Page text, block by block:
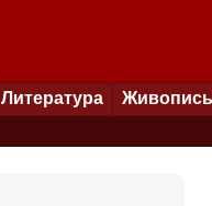
Литература Живопись